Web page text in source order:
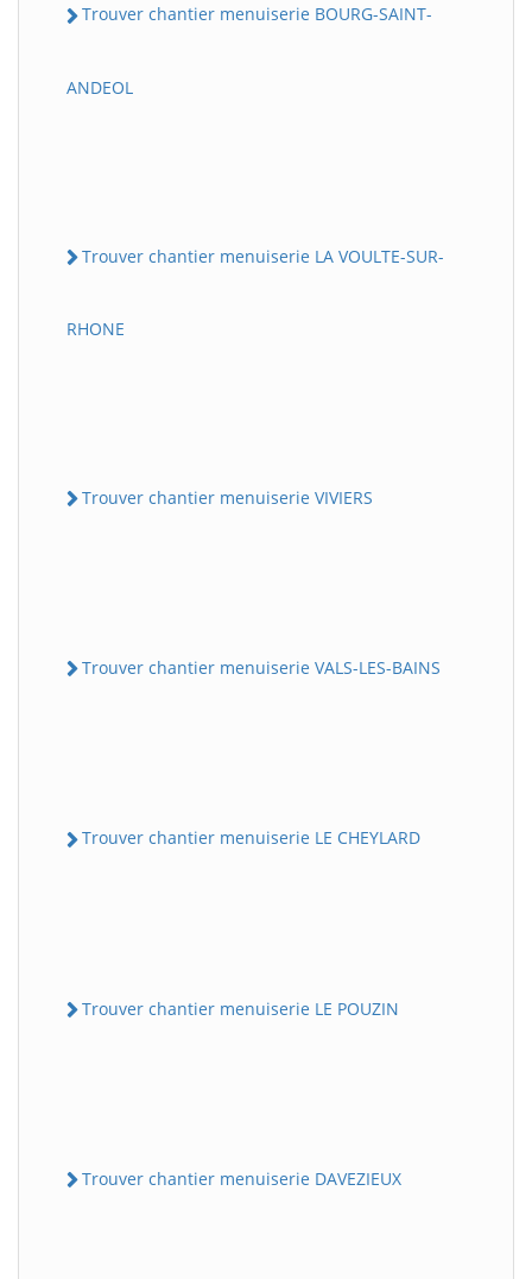
Trouver chantier menuiserie BOURG-SAINT-
ANDEOL
Trouver chantier menuiserie LA VOULTE-SUR-
RHONE
Trouver chantier menuiserie VIVIERS
Trouver chantier menuiserie VALS-LES-BAINS
Trouver chantier menuiserie LE CHEYLARD
Trouver chantier menuiserie LE POUZIN
Trouver chantier menuiserie DAVEZIEUX